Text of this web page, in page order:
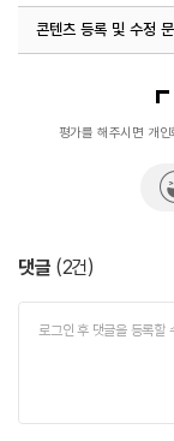
콘텐츠 등록 및 수정
평가를 해주시면 개
댓글 (2건)